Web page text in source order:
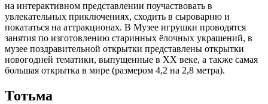
на интерактивном представлении поучаствовать в
увлекательных приключениях, сходить в сыроварню и
покататься на аттракционах. В Музее игрушки проводятся
занятия по изготовлению старинных ёлочных украшений, в
музее поздравительной открытки представлены открытки
новогодней тематики, выпущенные в ХХ веке, а также самая
большая открытка в мире (размером 4,2 на 2,8 метра).
Тотьма